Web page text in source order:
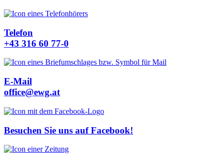
Telefon
+43 316 60 77-0
E-Mail
office@ewg.at
Besuchen Sie uns auf Facebook!